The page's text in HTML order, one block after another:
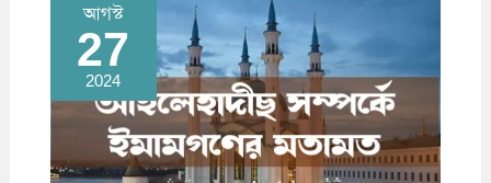
আগস্ট
27
2024